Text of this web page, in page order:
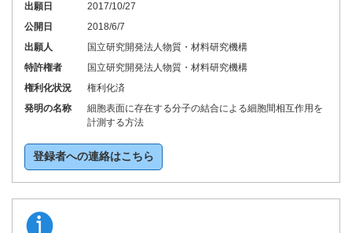
出願日
2017/10/27
公開日
2018/6/7
出願人
国立研究開発法人物質・材料研究機構
特許権者
国立研究開発法人物質・材料研究機構
権利化状況
権利化済
発明の名称
細胞表面に存在する分子の結合による細胞間相互作用を
計測する方法
登録者への連絡はこちら